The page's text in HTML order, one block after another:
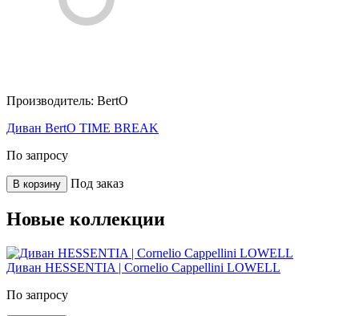
Производитель: BertO
Диван BertO TIME BREAK
По запросу
В корзину Под заказ
Новые коллекции
Диван HESSENTIA | Cornelio Cappellini LOWELL
По запросу